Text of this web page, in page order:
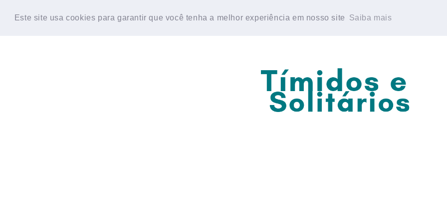
Este site usa cookies para garantir que você tenha a melhor experiência em nosso site Saiba mais
Este site usa cookies para garantir que você tenha a melhor experiência em nosso site Saiba mais
HOME CONTATO SOBRE TESTE DE PERSONALIDADE GRUPO DE WHATSAPP